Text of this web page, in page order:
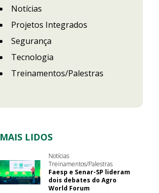
Notícias
Projetos Integrados
Segurança
Tecnologia
Treinamentos/Palestras
MAIS LIDOS
Notícias
Treinamentos/Palestras
Faesp e Senar-SP lideram
dois debates do Agro
World Forum